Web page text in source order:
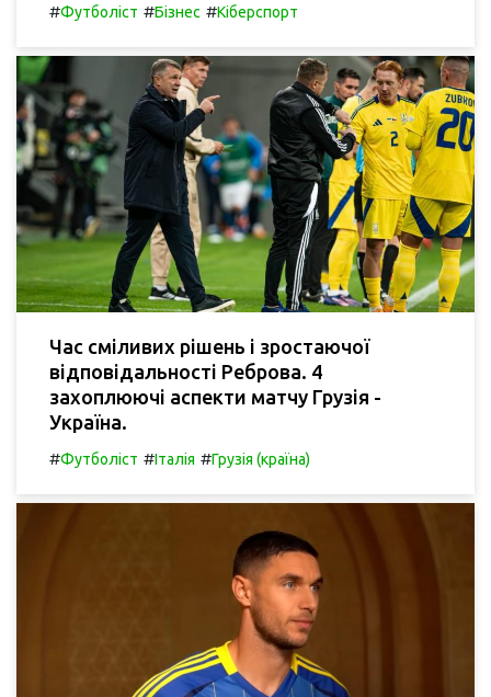
#Футболіст #Бізнес #Кіберспорт
Час сміливих рішень і зростаючої
відповідальності Реброва. 4
захоплюючі аспекти матчу Грузія -
Україна.
#Футболіст #Італія #Грузія (країна)